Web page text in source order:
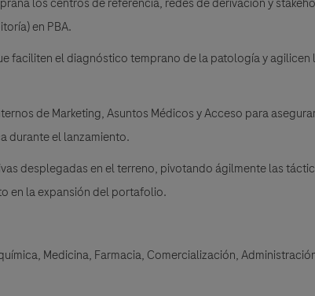
en PBA.
faciliten el diagnóstico temprano de la patología y agilicen
de Marketing, Asuntos Médicos y Acceso para
durante el lanzamiento.
desplegadas en el terreno, pivotando ágilmente las
en la expansión del portafolio.
Medicina, Farmacia, Comercialización,